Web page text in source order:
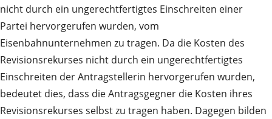
nicht durch ein ungerechtfertigtes Einschreiten einer
Partei hervorgerufen wurden, vom
Eisenbahnunternehmen zu tragen. Da die Kosten des
Revisionsrekurses nicht durch ein ungerechtfertigtes
Einschreiten der Antragstellerin hervorgerufen wurden,
bedeutet dies, dass die Antragsgegner die Kosten ihres
Revisionsrekurses selbst zu tragen haben. Dagegen bilden